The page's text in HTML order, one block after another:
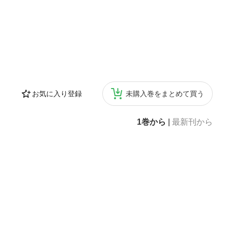
お気に入り登録 未購入巻をまとめて買う
1巻から 最新刊から